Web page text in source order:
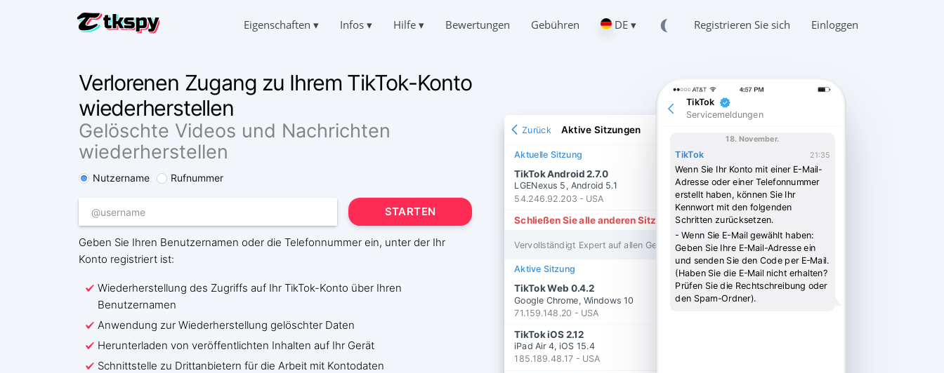
Eigenschaften ▾ Infos ▾ Hilfe ▾ Bewertungen Gebühren DE ▾ Registrieren Sie sich Einloggen
Lesen Sie die Korrespondenz anderer Leute
Gelöschten Chat online wiederherstellen
Verfolgungs-App
TIKTOK-ABONNENTEN-GENERATOR
Mehr Abonnenten hinzufügen
Häufig gestellte Fragen
Immer online und gerne bereit zu antworten
DATENSCHUTZ
EIGENSCHAFTEN
Wie man TikTok kostenlos hackt
Wie man ein gestohlenes TikTok-Konto zurückbekommt
Español
中文
Portuguese (Brazil)
Verlorenen Zugang zu Ihrem TikTok-Konto
wiederherstellen
Gelöschte Videos und Nachrichten
wiederherstellen
Nutzername Rufnummer
STARTEN
Geben Sie Ihren Benutzernamen oder die Telefonnummer ein, unter der Ihr
Konto registriert ist:
Wiederherstellung des Zugriffs auf Ihr TikTok-Konto über Ihren
Benutzernamen
Anwendung zur Wiederherstellung gelöschter Daten
Herunterladen von veröffentlichten Inhalten auf Ihr Gerät
Schnittstelle zu Drittanbietern für die Arbeit mit Kontodaten
Zurück Aktive Sitzungen
Aktuelle Sitzung
TikTok Android 2.7.0 online
LGENexus 5, Android 5.1
54.246.92.203 - USA
Schließen Sie alle anderen Sitzungen ab.
Vervollständigt Expert auf allen Geräten
Aktive Sitzung
TikTok Web 0.4.2 18:45 UHR.
Google Chrome, Windows 10
71.159.148.20 - USA
TikTok iOS 2.12
iPad Air 4, iOS 15.4
185.189.48.17 - USA
TikTok
Servicemeldungen
18. November.
TikTok 21:35
Wenn Sie Ihr Konto mit einer E-Mail-
Adresse oder einer Telefonnummer
erstellt haben, können Sie Ihr
Kennwort mit den folgenden
Schritten zurücksetzen.
- Wenn Sie E-Mail gewählt haben:
Geben Sie Ihre E-Mail-Adresse ein
und senden Sie den Code per E-Mail.
(Haben Sie die E-Mail nicht erhalten?
Prüfen Sie die Rechtschreibung oder
den Spam-Ordner).